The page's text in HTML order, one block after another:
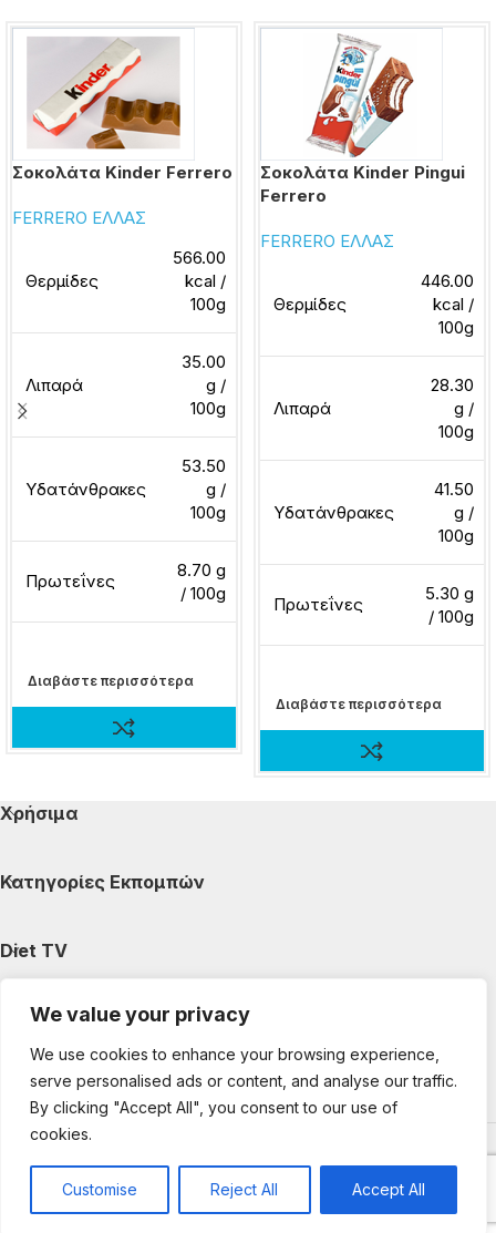
We value your privacy
We use cookies to enhance your browsing experience,
serve personalised ads or content, and analyse our traffic.
By clicking "Accept All", you consent to our use of
cookies.
Customise Reject All Accept All
Σοκολάτα Kinder Ferrero
FERRERO ΕΛΛΑΣ
Θερμίδες
566.00
kcal /
100g
Λιπαρά
35.00
g /
100g
Υδατάνθρακες
53.50
g /
100g
Πρωτεΐνες
8.70 g
/ 100g
Διαβάστε περισσότερα
Σοκολάτα Kinder Pingui
Ferrero
FERRERO ΕΛΛΑΣ
Θερμίδες
446.00
kcal /
100g
Λιπαρά
28.30
g /
100g
Υδατάνθρακες
41.50
g /
100g
Πρωτεΐνες
5.30 g
/ 100g
Διαβάστε περισσότερα
Χρήσιμα
Κατηγορίες Εκπομπών
Diet TV
Κατηγορίες Άρθρων
Ακολουθήστε μας
Copyright © 2025 DietTV. All Rights Reserved.
development by web-idea.gr